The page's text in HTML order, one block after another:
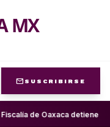
MX
mail SUSCRIBIRSE
de Oaxaca detiene